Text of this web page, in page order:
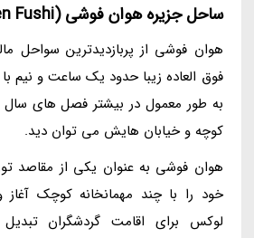
ساحل جزیره هوان فوشی (Huvafen Fushi)
هوان فوشی از پربازدیدترین سواحل
فوق العاده زیبا حدود یک ساعت و نیم با
به طور معمول در بیشتر فصل های سال
کوچه و خیابان هایش می توان دید.
هوان فوشی به عنوان یکی از مقاصد
خود را با چند مهمانخانه کوچک
لوکس برای اقامت گردشگران